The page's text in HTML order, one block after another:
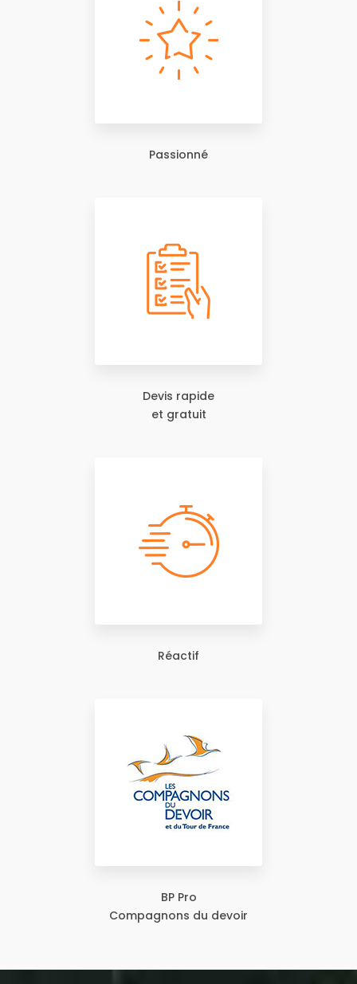
Passionné
Devis rapide
et gratuit
Réactif
BP Pro
Compagnons du devoir